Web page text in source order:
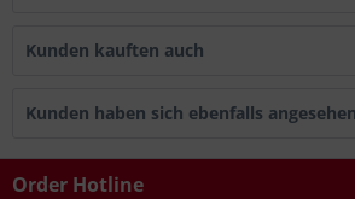
Kunden kauften auch
Kunden haben sich ebenfalls angesehen
Order Hotline